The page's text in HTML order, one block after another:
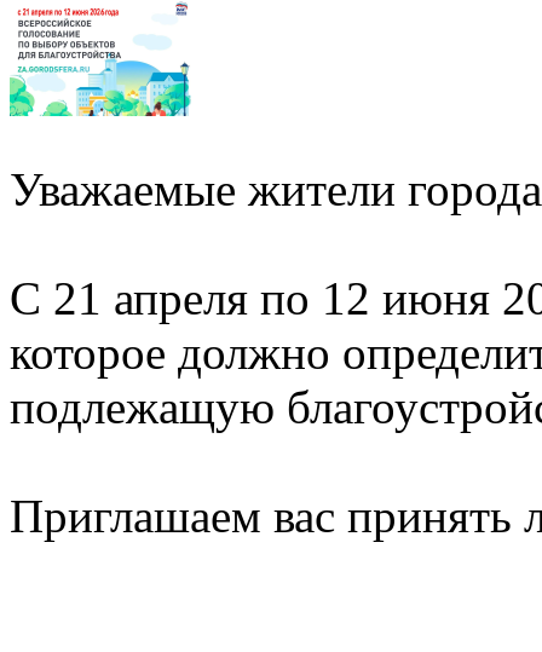
Уважаемые жители
С 21 апреля по 12 июня
которое должно
подлежащую
Приглашаем вас принять